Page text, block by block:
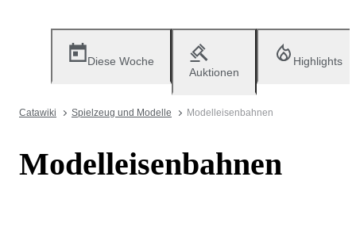
Diese Woche
Auktionen
Highlights
Catawiki Spielzeug und Modelle Modelleisenbahnen
Modelleisenbahnen